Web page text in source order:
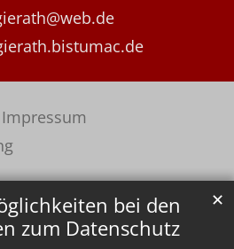
bei den
zum Datenschutz
✕
Impressum